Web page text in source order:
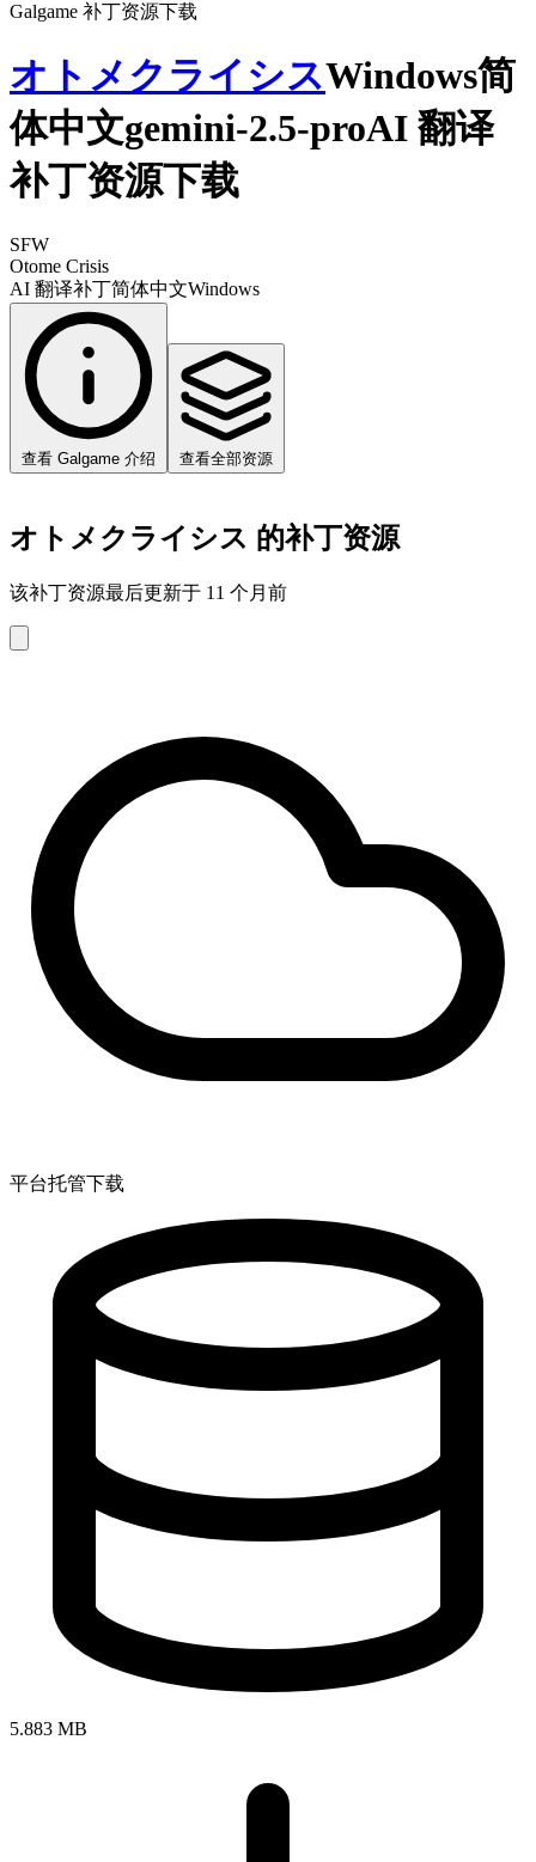
Galgame 补丁资源下载
オトメクライシスWindows简
体中文gemini-2.5-proAI 翻译
补丁资源下载
SFW
Otome Crisis
AI 翻译补丁简体中文Windows
查看 Galgame 介绍 查看全部资源
オトメクライシス 的补丁资源
该补丁资源最后更新于 11 个月前
平台托管下载
5.883 MB